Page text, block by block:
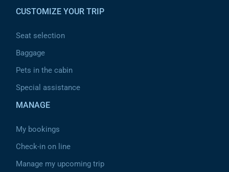
CUSTOMIZE YOUR TRIP
Seat selection
Baggage
Pets in the cabin
Special assistance
MANAGE
My bookings
Check-in on line
Manage my upcoming trip